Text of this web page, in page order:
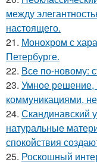
между
настоящего.
21. Монохром с
Петербурге.
22. Все по-новому:
23. Умное решение,
коммуникациями,
24. Скандинавский
натуральные
спокойствия
25. Роскошный